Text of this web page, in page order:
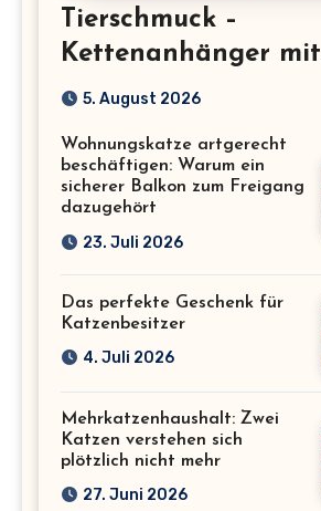
Tierschmuck –
Kettenanhänger mit
Katzenmotiv für
5. August 2026
Wohnungskatze artgerecht
beschäftigen: Warum ein
sicherer Balkon zum Freigang
dazugehört
23. Juli 2026
Das perfekte Geschenk für
Katzenbesitzer
4. Juli 2026
Mehrkatzenhaushalt: Zwei
Katzen verstehen sich
plötzlich nicht mehr
27. Juni 2026